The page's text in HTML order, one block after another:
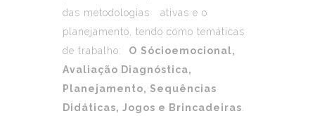
das metodologias ativas e o
planejamento, tendo como temáticas
de trabalho: O Sócioemocional,
Avaliação Diagnóstica,
Planejamento, Sequências
Didáticas, Jogos e Brincadeiras